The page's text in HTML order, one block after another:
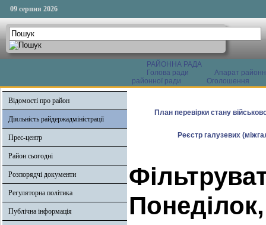
09 серпня 2026
РАЙОННА РАДА
Голова ради
Апарат
районної ради
Оголошення
Відомості про район
Діяльність райдержадміністрації
Прес-центр
Район сьогодні
Розпорядчі документи
Регуляторна політика
Публічна інформація
План перевірки стану
Реєстр галузевих